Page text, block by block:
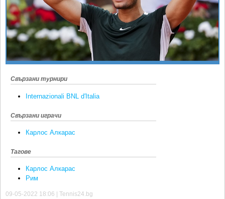
SOFIA OPEN
КЛУБОВЕ
БЛОГ
ВИДЕО
Ретро
Спорт&Фитнес
Други
Любители
Свързани турнири
Internazionali BNL d′Italia
Свързани играчи
Карлос Алкарас
Тагове
Карлос Алкарас
Рим
09-05-2022 18:06 | Tennis24.bg